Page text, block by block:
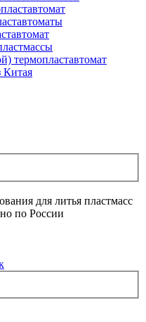
термопластавтомат
Китая
для литья пластмасс
по России